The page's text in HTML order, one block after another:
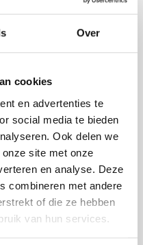
Over
cookies
en advertenties te
social media te bieden
Ook delen we
site met onze
en analyse. Deze
combineren met andere
of die ze hebben
van hun services.